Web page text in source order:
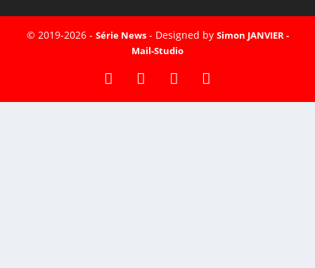
© 2019-2026 - Série News- Designed by Simon JANVIER -
Mail-Studio